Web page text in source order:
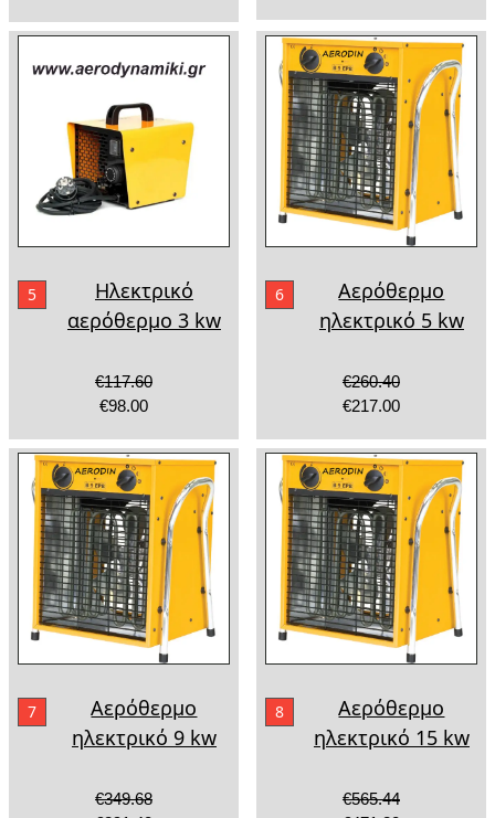
5
Ηλεκτρικό
αερόθερμο 3 kw
€117.60
€98.00
6
Αερόθερμο
ηλεκτρικό 5 kw
€260.40
€217.00
7
Αερόθερμο
ηλεκτρικό 9 kw
€349.68
8
Αερόθερμο
ηλεκτρικό 15 kw
€565.44